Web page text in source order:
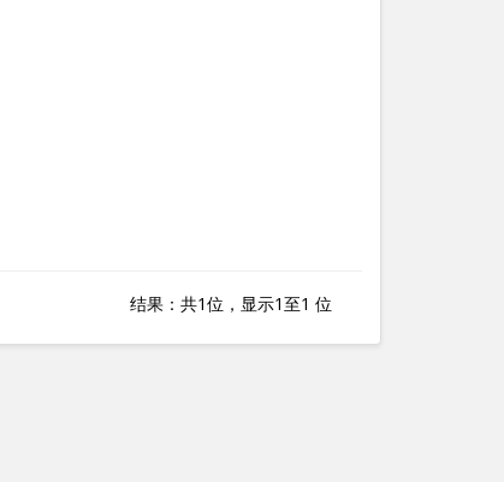
结果：共1位，显示1至1 位